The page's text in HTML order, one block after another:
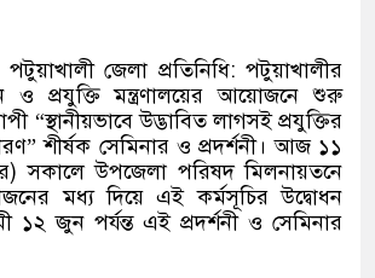
জেলা প্রতিনিধি: পটুয়াখালীর
ও প্রযুক্তি মন্ত্রণালয়ের আয়োজনে শুরু
“স্থানীয়ভাবে উদ্ভাবিত লাগসই প্রযুক্তির
শীর্ষক সেমিনার ও প্রদর্শনী। আজ ১১
সকালে উপজেলা পরিষদ মিলনায়তনে
মধ্য দিয়ে এই কর্মসূচির উদ্বোধন
১২ জুন পর্যন্ত এই প্রদর্শনী ও সেমিনার